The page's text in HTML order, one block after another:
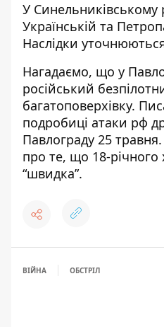
У Синельниківському
Українській та
Наслідки
Нагадаємо, що у
російський
багатоповерхівку.
подробиці атаки рф
Павлограду 25
про те, що 18-
“швидка”.
ВІЙНА ОБСТРІЛ